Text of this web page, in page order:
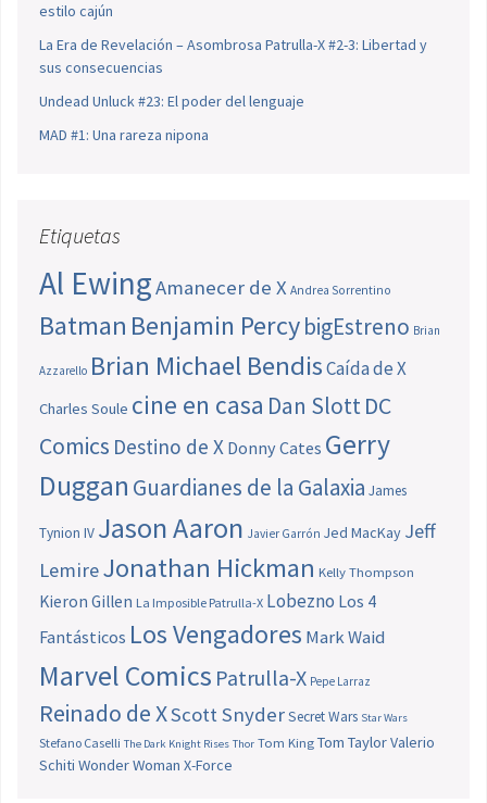
estilo cajún
La Era de Revelación – Asombrosa Patrulla-X #2-3: Libertad y
sus consecuencias
Undead Unluck #23: El poder del lenguaje
MAD #1: Una rareza nipona
Etiquetas
Al EwingAmanecer de X Andrea Sorrentino
Batman Benjamin PercybigEstreno Brian
Azzarello Brian Michael BendisCaída de X
Charles Soule cine en casa Dan SlottDC
Comics Destino de X Donny Cates Gerry
Duggan Guardianes de la Galaxia James
Tynion IV Jason Aaron Javier Garrón Jed MacKay Jeff
LemireJonathan Hickman Kelly Thompson
Kieron Gillen La Imposible Patrulla-X Lobezno Los 4
Fantásticos Los Vengadores Mark Waid
Marvel Comics Patrulla-X Pepe Larraz
Reinado de XScott SnyderSecret Wars Star Wars
Stefano Caselli The Dark Knight Rises Thor Tom King Tom TaylorValerio
Schiti Wonder Woman X-Force